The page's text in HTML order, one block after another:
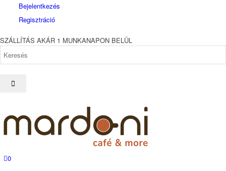
Bejelentkezés
Regisztráció
SZÁLLÍTÁS AKÁR 1 MUNKANAPON BELÜL
0